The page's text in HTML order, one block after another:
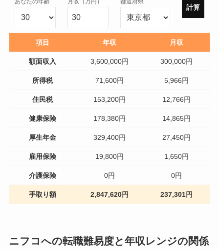
あなたの年齢 月収（万円） 都道府県
計算
項目 年収 月収
額面収入 3,600,000円 300,000円
所得税 71,600円 5,966円
住民税 153,200円 12,766円
健康保険 178,380円 14,865円
厚生年金 329,400円 27,450円
雇用保険 19,800円 1,650円
介護保険 0円 0円
手取り額 2,847,620円 237,301円
ニフコへの転職難易度と年収レンジの関係